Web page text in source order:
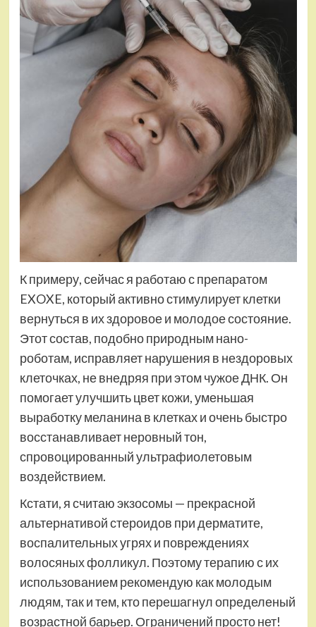
К примеру, сейчас я работаю с препаратом
EXOXE, который активно стимулирует клетки
вернуться в их здоровое и молодое состояние.
Этот состав, подобно природным нано-
роботам, исправляет нарушения в нездоровых
клеточках, не внедряя при этом чужое ДНК. Он
помогает улучшить цвет кожи, уменьшая
выработку меланина в клетках и очень быстро
восстанавливает неровный тон,
спровоцированный ультрафиолетовым
воздействием.
Кстати, я считаю экзосомы — прекрасной
альтернативой стероидов при дерматите,
воспалительных угрях и повреждениях
волосяных фолликул. Поэтому терапию с их
использованием рекомендую как молодым
людям, так и тем, кто перешагнул определеный
возрастной барьер. Ограничений просто нет!